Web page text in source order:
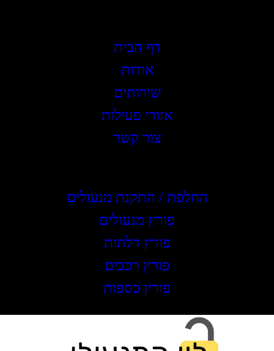
דף הבית
אודות
שירותים
אזורי פעילות
צור קשר
החלפת / התקנת מנעולים
פורץ מנעולים
פורץ דלתות
פורץ רכבים
פורץ כספות